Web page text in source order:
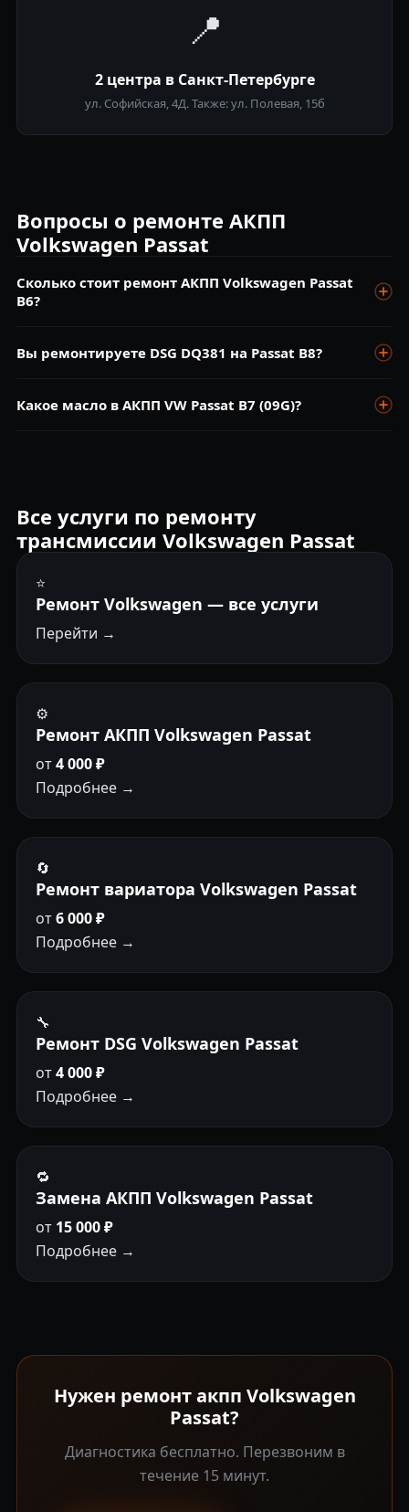
📍
2 центра в Санкт-Петербурге
ул. Софийская, 4Д. Также: ул. Полевая, 15б
Вопросы о ремонте АКПП
Volkswagen Passat
Сколько стоит ремонт АКПП Volkswagen Passat
B6?
ремонт гидроблока от 10 000 ₽, капитальный ремонт от 20
Вы ремонтируете DSG DQ381 на Passat B8?
масло — всё ремонтируем. Диагностика бесплатна.
Какое масло в АКПП VW Passat B7 (09G)?
Все услуги по ремонту
трансмиссии Volkswagen Passat
⭐
Ремонт Volkswagen — все услуги
Перейти →
⚙️
Ремонт АКПП Volkswagen Passat
от4 000 ₽
Подробнее →
🔄
Ремонт вариатора Volkswagen Passat
от6 000 ₽
Подробнее →
🔧
Ремонт DSG Volkswagen Passat
от4 000 ₽
Подробнее →
🔁
Замена АКПП Volkswagen Passat
от 15 000 ₽
Подробнее →
Нужен ремонт акпп Volkswagen
Passat?
Диагностика бесплатно. Перезвоним в
течение 15 минут.